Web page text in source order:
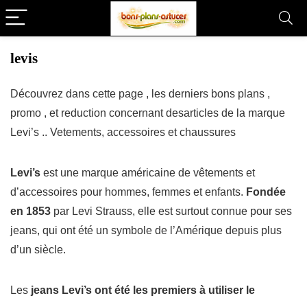
levis
Découvrez dans cette page , les derniers bons plans ,
promo , et reduction concernant desarticles de la marque
Levi’s .. Vetements, accessoires et chaussures
Levi’s est une marque américaine de vêtements et
d’accessoires pour hommes, femmes et enfants. Fondée
en 1853 par Levi Strauss, elle est surtout connue pour ses
jeans, qui ont été un symbole de l’Amérique depuis plus
d’un siècle.
Les jeans Levi’s ont été les premiers à utiliser le